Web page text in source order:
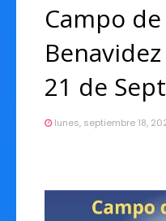
Campo
Benavidez
21 de
lunes, septiembre 18,